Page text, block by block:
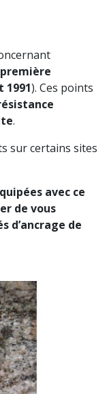
première
1991). Ces points
.
sur certains sites
avec ce
de vous
d’ancrage de